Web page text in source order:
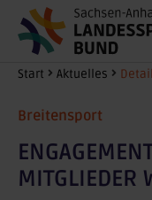
Zum Hauptinhalt
Sie sind hier:
Start Aktuelles
Breitensport
MITGLIEDER